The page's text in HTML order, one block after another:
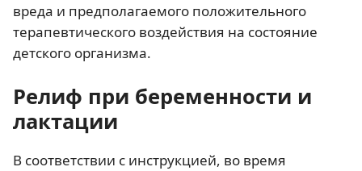
вреда и предполагаемого положительного
терапевтического воздействия на состояние
детского организма.
Релиф при беременности и
лактации
В соответствии с инструкцией, во время